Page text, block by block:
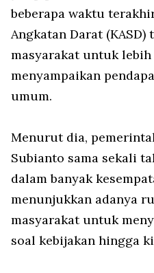
beberapa waktu
Angkatan Darat
masyarakat untuk
menyampaikan
umum.
Menurut dia,
Subianto sama sekali
dalam banyak
menunjukkan adanya
masyarakat untuk
soal kebijakan hingga